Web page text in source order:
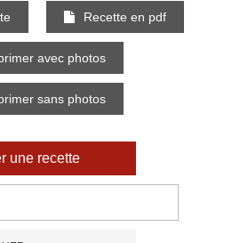
Recette en pdf
avec photos
sans photos
une recette